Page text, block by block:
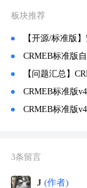
板块推荐
【开源/标准版
CRMEB标准版
【问题汇总】
CRMEB标准版
CRMEB标准版
3条留言
J (作者)